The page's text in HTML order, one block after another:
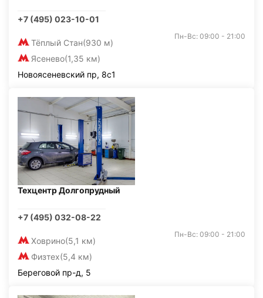
+7 (495) 023-10-01
Тёплый Стан(930 м)
Ясенево(1,35 км)
Пн-Вс: 09:00 - 21:00
Новоясеневский пр, 8с1
Техцентр Долгопрудный
+7 (495) 032-08-22
Ховрино(5,1 км)
Физтех(5,4 км)
Пн-Вс: 09:00 - 21:00
Береговой пр-д, 5